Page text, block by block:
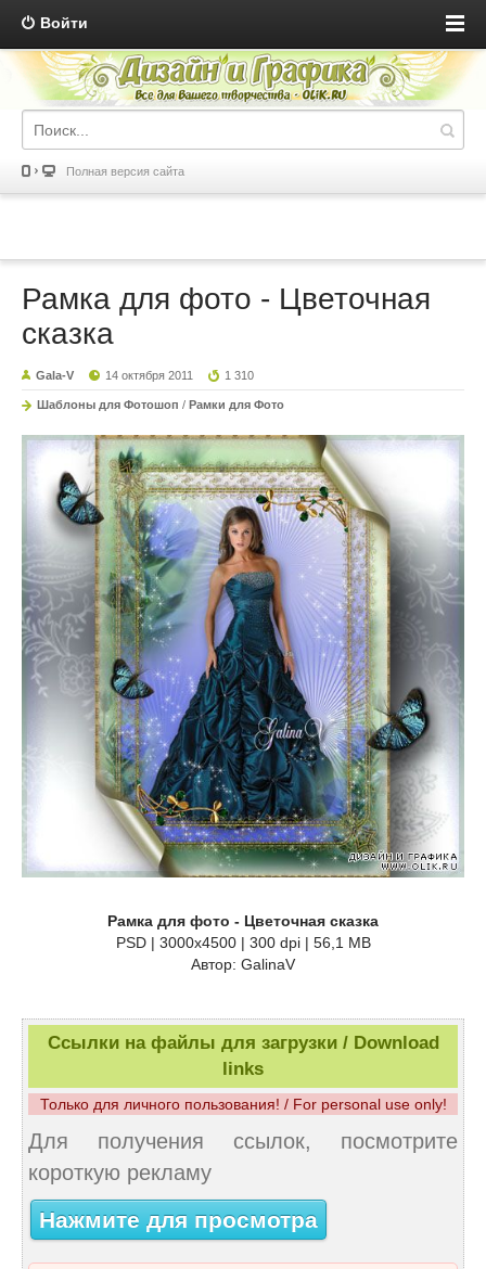
Войти
Полная версия сайта
Рамка для фото - Цветочная
сказка
Gala-V 14 октября 2011 1 310
Шаблоны для Фотошоп / Рамки для Фото
Рамка для фото - Цветочная сказка
PSD | 3000x4500 | 300 dpi | 56,1 MB
Автор: GalinaV
Ссылки на файлы для загрузки / Download
links
Только для личного пользования! / For personal use only!
Для получения ссылок, посмотрите
короткую рекламу
Нажмите для просмотра